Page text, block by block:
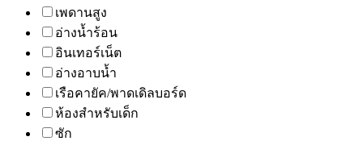
เพดานสูง
อ่างน้ำร้อน
อินเทอร์เน็ต
อ่างอาบน้ำ
เรือคายัค/พาดเดิลบอร์ด
ห้องสำหรับเด็ก
ซัก